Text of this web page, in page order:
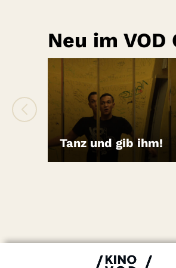
Neu im VOD
Tanz und gib ihm!
LEIHEN